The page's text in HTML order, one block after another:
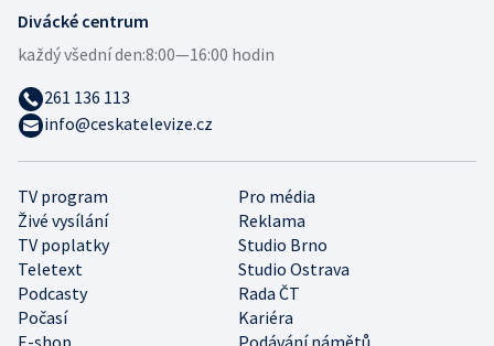
TV program
Pro média
Živé vysílání
Reklama
TV poplatky
Studio Brno
Teletext
Studio Ostrava
Podcasty
Rada ČT
Počasí
Kariéra
E-shop
Podávání námětů
Divácké centrum
každý všední den:8:00—16:00 hodin
261 136 113
info@ceskatelevize.cz